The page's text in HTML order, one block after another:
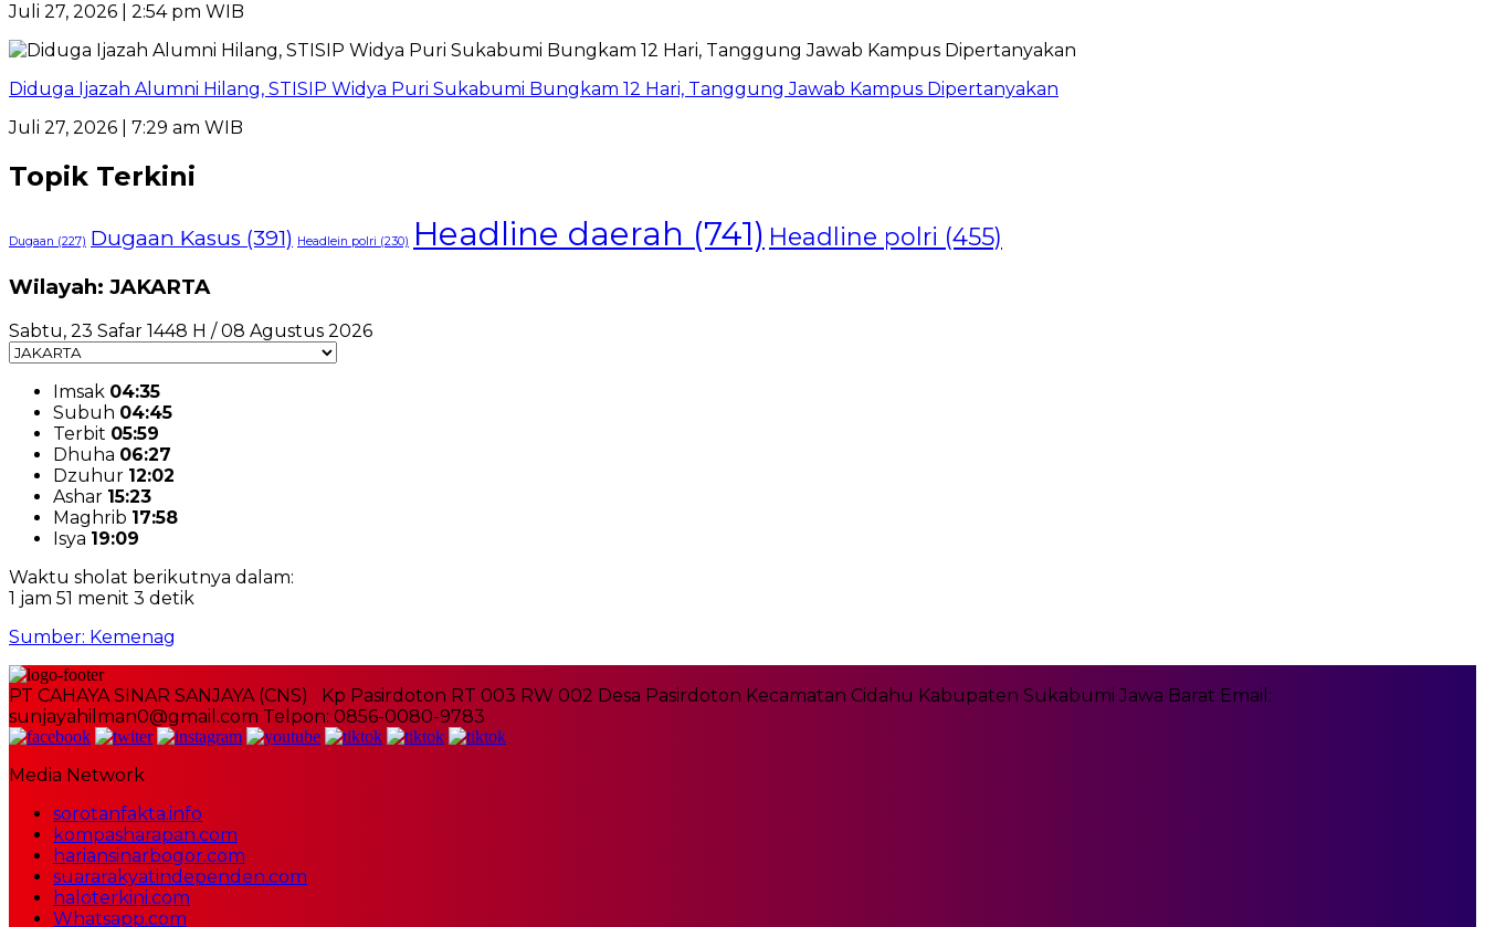
Juli 27, 2026 | 2:54 pm WIB
Diduga Ijazah Alumni Hilang, STISIP Widya Puri Sukabumi Bungkam 12 Hari, Tanggung Jawab Kampus Dipertanyakan
Juli 27, 2026 | 7:29 am WIB
Topik Terkini
Dugaan (227) Dugaan Kasus (391) Headlein polri (230) Headline daerah (741) Headline polri (455)
Wilayah: JAKARTA
Sabtu, 23 Safar 1448 H / 08 Agustus 2026
Imsak 04:35
Subuh 04:45
Terbit 05:59
Dhuha 06:27
Dzuhur 12:02
Ashar 15:23
Maghrib 17:58
Isya 19:09
Waktu sholat berikutnya dalam:
1 jam 51 menit 2 detik
Sumber: Kemenag
PT CAHAYA SINAR SANJAYA (CNS) Kp Pasirdoton RT 003 RW 002 Desa Pasirdoton Kecamatan Cidahu Kabupaten Sukabumi Jawa Barat Email:
sunjayahilman0@gmail.com Telpon: 0856-0080-9783
Media Network
sorotanfakta.info
kompasharapan.com
hariansinarbogor.com
suararakyatindependen.com
haloterkini.com
Whatsapp.com